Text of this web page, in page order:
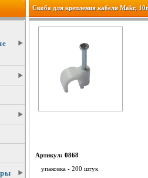
Скоба для крепления кабеля Makr,
Артикул: 0868
упаковка - 200 штук